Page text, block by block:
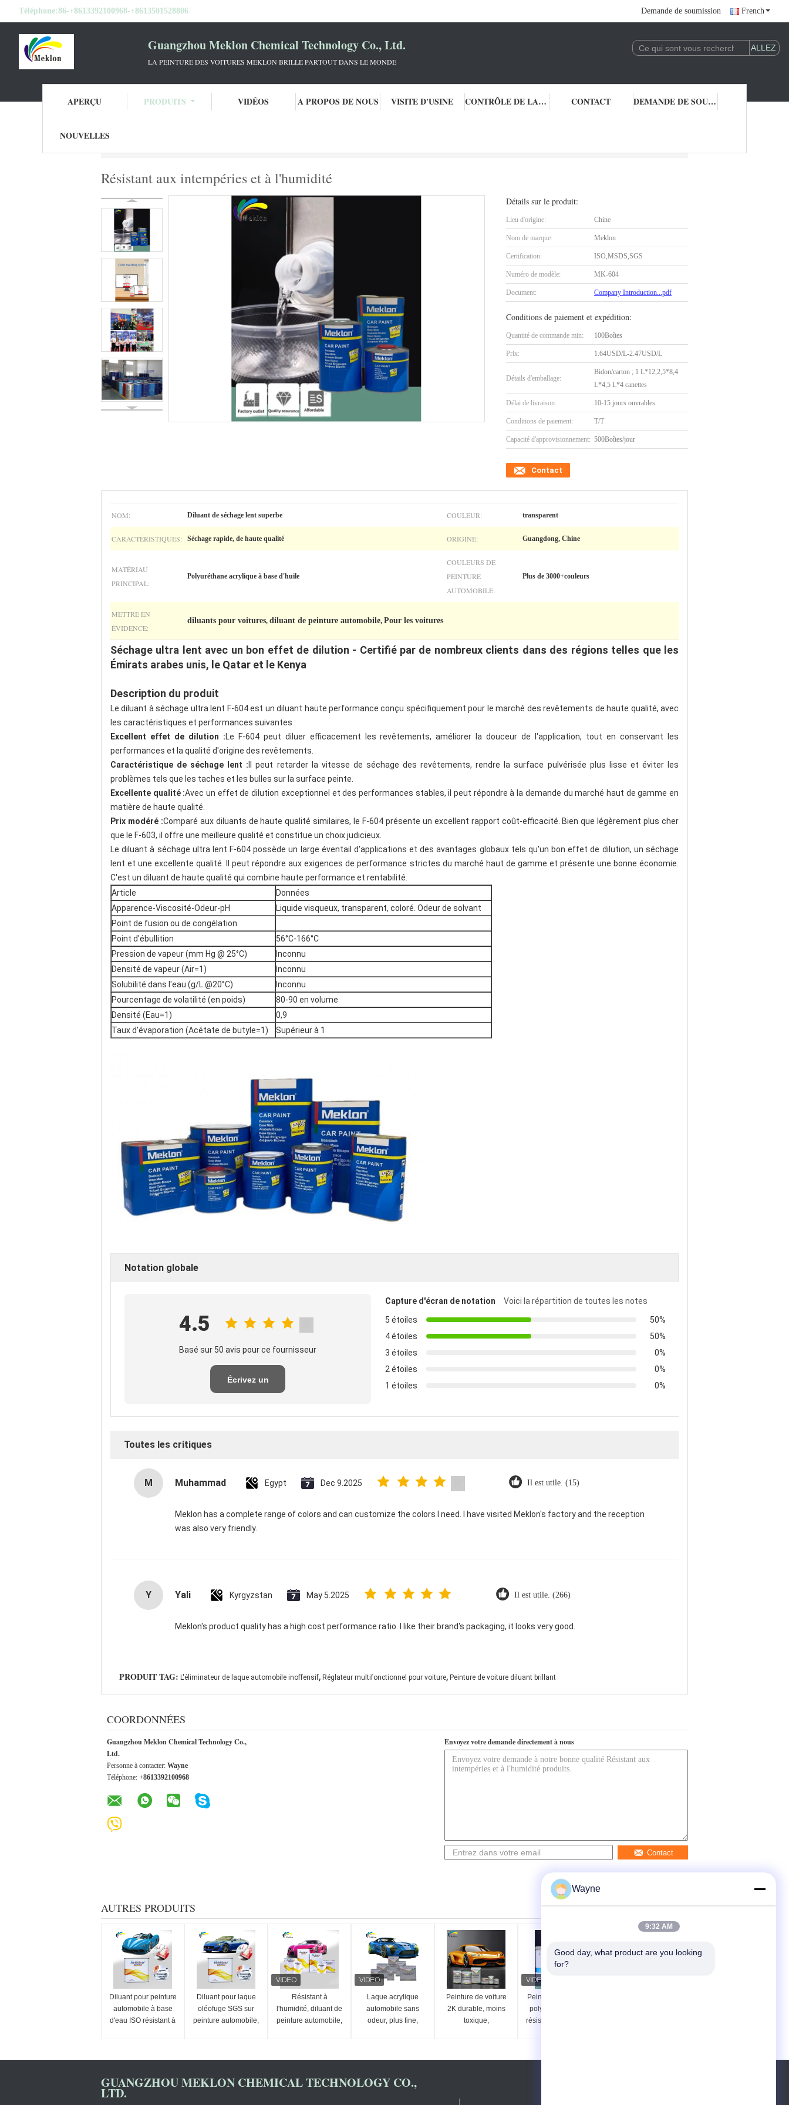
Téléphone:86-+8613392100968-+8613501528806 Demande de soumission French
Guangzhou Meklon Chemical Technology Co., Ltd.
LA PEINTURE DES VOITURES MEKLON BRILLE PARTOUT DANS LE MONDE
APERÇU PRODUITS VIDÉOS A PROPOS DE NOUS VISITE D'USINE CONTRÔLE DE LA QUALITÉ CONTACT DEMANDE DE SOUMISSION
NOUVELLES
Résistant aux intempéries et à l'humidité
Détails sur le produit:
Lieu d'origine: Chine
Nom de marque: Meklon
Certification: ISO,MSDS,SGS
Numéro de modèle: MK-604
Document: Company Introduction...pdf
Conditions de paiement et expédition:
Quantité de commande min: 100Boîtes
Prix: 1.64USD/L-2.47USD/L
Détails d'emballage:
Bidon/carton ; 1 L*12,2,5*8,4
L*4,5 L*4 canettes
Délai de livraison: 10-15 jours ouvrables
Conditions de paiement: T/T
Capacité d'approvisionnement: 500Boîtes/jour
Contact
NOM: Diluant de séchage lent superbe COULEUR: transparent
CARACTÉRISTIQUES: Séchage rapide, de haute qualité ORIGINE: Guangdong, Chine
MATÉRIAU
PRINCIPAL:
Polyuréthane acrylique à base d'huile
COULEURS DE
PEINTURE
AUTOMOBILE:
Plus de 3000+couleurs
METTRE EN
ÉVIDENCE:
diluants pour voitures, diluant de peinture automobile, Pour les voitures
Séchage ultra lent avec un bon effet de dilution - Certifié par de nombreux clients dans des régions telles que les
Émirats arabes unis, le Qatar et le Kenya
Description du produit
Le diluant à séchage ultra lent F-604 est un diluant haute performance conçu spécifiquement pour le marché des revêtements de haute qualité, avec
les caractéristiques et performances suivantes :
Excellent effet de dilution :Le F-604 peut diluer efficacement les revêtements, améliorer la douceur de l'application, tout en conservant les
performances et la qualité d'origine des revêtements.
Caractéristique de séchage lent : Il peut retarder la vitesse de séchage des revêtements, rendre la surface pulvérisée plus lisse et éviter les
problèmes tels que les taches et les bulles sur la surface peinte.
Excellente qualité :Avec un effet de dilution exceptionnel et des performances stables, il peut répondre à la demande du marché haut de gamme en
matière de haute qualité.
Prix modéré :Comparé aux diluants de haute qualité similaires, le F-604 présente un excellent rapport coût-efficacité. Bien que légèrement plus cher
que le F-603, il offre une meilleure qualité et constitue un choix judicieux.
Le diluant à séchage ultra lent F-604 possède un large éventail d'applications et des avantages globaux tels qu'un bon effet de dilution, un séchage
lent et une excellente qualité. Il peut répondre aux exigences de performance strictes du marché haut de gamme et présente une bonne économie.
C'est un diluant de haute qualité qui combine haute performance et rentabilité.
Article
Données
Apparence-Viscosité-Odeur-pH
Liquide visqueux, transparent, coloré. Odeur de solvant
Point de fusion ou de congélation
Point d'ébullition
56°C-166°C
Pression de vapeur (mm Hg @ 25°C)
Inconnu
Densité de vapeur (Air=1)
Inconnu
Solubilité dans l'eau (g/L @20°C)
Inconnu
Pourcentage de volatilité (en poids)
80-90 en volume
Densité (Eau=1)
0,9
Taux d'évaporation (Acétate de butyle=1)
Supérieur à 1
Notation globale
4.5
Basé sur 50 avis pour ce fournisseur
Écrivez un
Capture d'écran de notation
Voici la répartition de toutes les notes
5 étoiles
50%
4 étoiles
50%
3 étoiles
0%
2 étoiles
0%
1 étoiles
0%
Toutes les critiques
M Muhammad Egypt Dec 9.2025 Il est utile. (15)
Meklon has a complete range of colors and can customize the colors I need. I have visited Meklon's factory and the reception
was also very friendly.
Y Yali Kyrgyzstan May 5.2025 Il est utile. (266)
Meklon's product quality has a high cost performance ratio. I like their brand's packaging, it looks very good.
PRODUIT TAG: L'éliminateur de laque automobile inoffensif, Réglateur multifonctionnel pour voiture, Peinture de voiture diluant brillant
COORDONNÉES
Guangzhou Meklon Chemical Technology Co.,
Ltd.
Personne à contacter: Wayne
Téléphone: +8613392100968
Envoyez votre demande directement à nous
Contact
AUTRES PRODUITS
Diluant pour peinture
automobile à base
d'eau ISO résistant à
Diluant pour laque
oléofuge SGS sur
peinture automobile,
Résistant à
l'humidité, diluant de
peinture automobile,
Laque acrylique
automobile sans
odeur, plus fine,
Peinture de voiture
2K durable, moins
toxique,
Peinture automobile
polyvalente diluant
résistant aux alcalins
GUANGZHOU MEKLON CHEMICAL TECHNOLOGY CO.,
LTD.
Wayne
9:32 AM
Good day, what product are you looking
for?